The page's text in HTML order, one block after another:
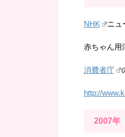
NHK ニュ
赤ちゃん用
消費者庁
http://
2007年